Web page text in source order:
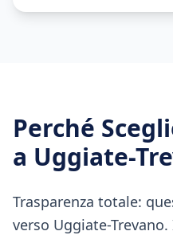
Perché
a Uggiate-
Trasparenza totale:
verso Uggiate-